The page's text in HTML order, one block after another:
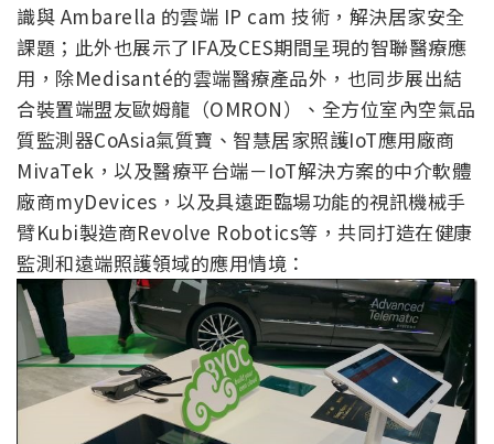
識與 Ambarella 的雲端 IP cam 技術，解決居家安全
課題；此外也展示了IFA及CES期間呈現的智聯醫療應
用，除Medisanté的雲端醫療產品外，也同步展出結
合裝置端盟友歐姆龍（OMRON）、全方位室內空氣品
質監測器CoAsia氣質寶、智慧居家照護IoT應用廠商
MivaTek，以及醫療平台端－IoT解決方案的中介軟體
廠商myDevices，以及具遠距臨場功能的視訊機械手
臂Kubi製造商Revolve Robotics等，共同打造在健康
監測和遠端照護領域的應用情境：